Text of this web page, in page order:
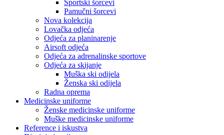
Sportski šorcevi
Pamučni šorcevi
Nova kolekcija
Lovačka odjeća
Odjeća za planinarenje
Airsoft odjeća
Odjeća za adrenalinske sportove
Odjeća za skijanje
Muška ski odijela
Ženska ski odijela
Radna oprema
Medicinske uniforme
Ženske medicinske uniforme
Muške medicinske uniforme
Reference i iskustva